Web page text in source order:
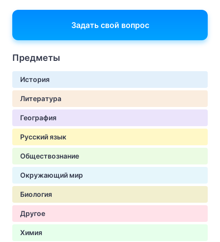
Задать свой вопрос
Предметы
История
Литература
География
Русский язык
Обществознание
Окружающий мир
Биология
Другое
Химия